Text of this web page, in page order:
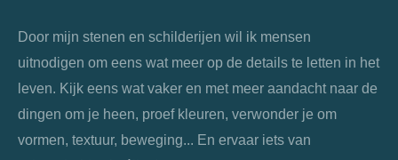
Door mijn stenen en schilderijen wil ik mensen
uitnodigen om eens wat meer op de details te letten in het
leven. Kijk eens wat vaker en met meer aandacht naar de
dingen om je heen, proef kleuren, verwonder je om
vormen, textuur, beweging... En ervaar iets van